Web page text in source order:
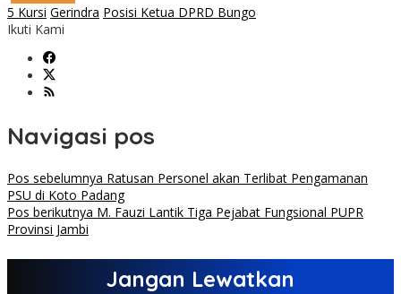
5 Kursi Gerindra Posisi Ketua DPRD Bungo
Ikuti Kami
Navigasi pos
Pos sebelumnya Ratusan Personel akan Terlibat Pengamanan
PSU di Koto Padang
Pos berikutnya M. Fauzi Lantik Tiga Pejabat Fungsional PUPR
Provinsi Jambi
Jangan Lewatkan